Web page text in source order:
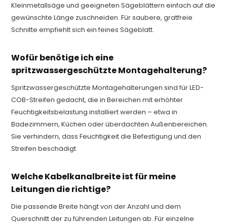
Kleinmetallsäge und geeigneten Sägeblättern einfach auf die
gewünschte Länge zuschneiden. Für saubere, gratfreie
Schnitte empfiehlt sich ein feines Sägeblatt.
Wofür benötige ich eine
spritzwassergeschützte Montagehalterung?
Spritzwassergeschützte Montagehalterungen sind für LED-
COB-Streifen gedacht, die in Bereichen mit erhöhter
Feuchtigkeitsbelastung installiert werden – etwa in
Badezimmern, Küchen oder überdachten Außenbereichen.
Sie verhindern, dass Feuchtigkeit die Befestigung und den
Streifen beschädigt.
Welche Kabelkanalbreite ist für meine
Leitungen die richtige?
Die passende Breite hängt von der Anzahl und dem
Querschnitt der zu führenden Leitungen ab. Für einzelne